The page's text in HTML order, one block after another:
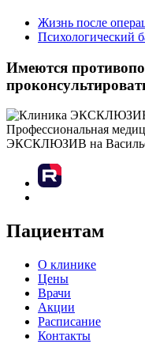
Жизнь после
Психологический
Имеются
Профессиональная
ЭКСКЛЮЗИВ на
Пациентам
О клинике
Цены
Врачи
Акции
Расписание
Контакты